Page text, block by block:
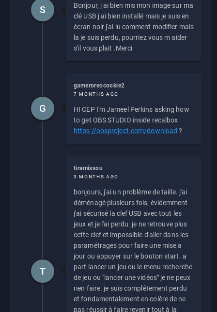
Bonjour, j ai bien mis mon image sur ma
clé USB j ai bien installé mais je suis en
écran noir j'ai lu comment modifier mais
la je suis perdu, pourriez vous m aider
s'il vous plait .Merci
S
gameroreocookie2
7 MONTHS AGO
HI CEP I'm Jameel Perkins asking how
to get OBS STUDIO inside recalbox
https://obsproject.com/download ?
G
tiramissou
3 MONTHS AGO
bonjours, j'ai un problème de taille. j'ai
déménagé plusieurs fois, évidemment
j'ai sécurisé la clef USB avec tout les
jeux et je l'ai perdu. je ne retrouve plus
cette clef et impossible d'aller dans les
paramétrages pour faire une mise a
jour ou appuyer sur le bouton start. a
part lancer un jeu ou le menu recherche
de jeu ou "lancer une vidéos" je ne peux
rien faire. je suis complètement perdu
et fondamentalement en colère de ne
pas réussir à faire revenir tout à la
T